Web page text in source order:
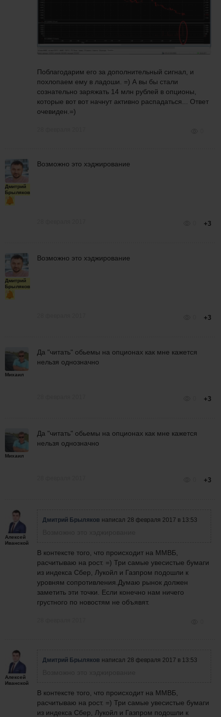
Поблагодарим его за дополнительный сигнал, и
похлопаем ему в ладоши. =) А вы бы стали
сознательно заряжать 14 млн рублей в опционы,
которые вот вот начнут активно распадаться... Ответ
очевиден.=)
Дмитрий
Брыляков
Возможно это хэджирование
+3
Дмитрий
Брыляков
Возможно это хэджирование
+3
Михаил
Да "читать" обьемы на опционах как мне кажется
нельзя однозначно
+3
Михаил
Да "читать" обьемы на опционах как мне кажется
нельзя однозначно
+3
Алексей
Иванской
Дмитрий Брыляков написал 28 февраля 2017 в 13:53
В контексте того, что происходит на ММВБ,
расчитываю на рост. =) Три самые увесистые бумаги
из индекса Сбер, Лукойл и Газпром подошли к
уровням сопротивления.Думаю рынок должен
заметить эти точки. Если конечно нам ничего
грустного по новостям не объявят.
Алексей
Иванской
Дмитрий Брыляков написал 28 февраля 2017 в 13:53
В контексте того, что происходит на ММВБ,
расчитываю на рост. =) Три самые увесистые бумаги
из индекса Сбер, Лукойл и Газпром подошли к